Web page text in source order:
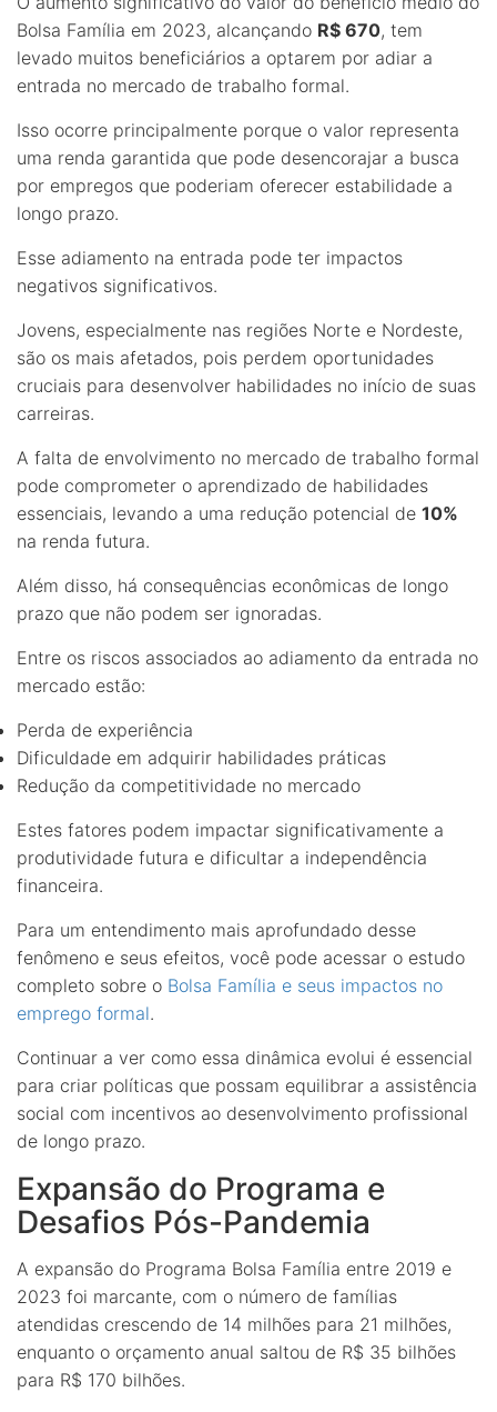
Bolsa Família em 2023, alcançando R$ 670, tem
levado muitos beneficiários a optarem por adiar a
entrada no mercado de trabalho formal.
Isso ocorre principalmente porque o valor representa
uma renda garantida que pode desencorajar a busca
por empregos que poderiam oferecer estabilidade a
longo prazo.
Esse adiamento na entrada pode ter impactos
negativos significativos.
Jovens, especialmente nas regiões Norte e Nordeste,
são os mais afetados, pois perdem oportunidades
cruciais para desenvolver habilidades no início de suas
carreiras.
A falta de envolvimento no mercado de trabalho formal
pode comprometer o aprendizado de habilidades
essenciais, levando a uma redução potencial de 10%
na renda futura.
Além disso, há consequências econômicas de longo
prazo que não podem ser ignoradas.
Entre os riscos associados ao adiamento da entrada no
mercado estão:
Perda de experiência
Dificuldade em adquirir habilidades práticas
Redução da competitividade no mercado
Estes fatores podem impactar significativamente a
produtividade futura e dificultar a independência
financeira.
Para um entendimento mais aprofundado desse
fenômeno e seus efeitos, você pode acessar o estudo
completo sobre o Bolsa Família e seus impactos no
emprego formal.
Continuar a ver como essa dinâmica evolui é essencial
para criar políticas que possam equilibrar a assistência
social com incentivos ao desenvolvimento profissional
de longo prazo.
Expansão do Programa e
Desafios Pós-Pandemia
A expansão do Programa Bolsa Família entre 2019 e
2023 foi marcante, com o número de famílias
atendidas crescendo de 14 milhões para 21 milhões,
enquanto o orçamento anual saltou de R$ 35 bilhões
para R$ 170 bilhões.